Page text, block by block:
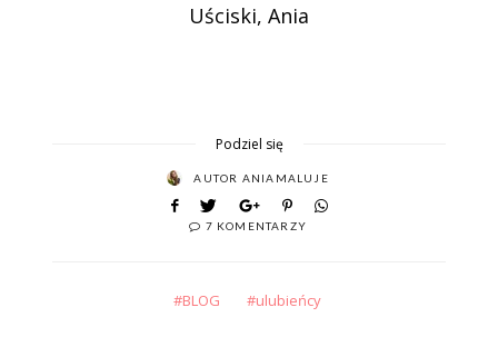
Uściski, Ania
Podziel się
AUTOR ANIAMALUJE
7 KOMENTARZY
BLOG ulubieńcy